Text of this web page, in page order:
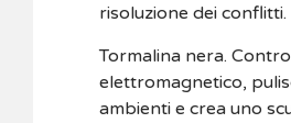
risoluzione dei conflitti.
Tormalina nera.
elettromagnetico,
ambienti e crea uno